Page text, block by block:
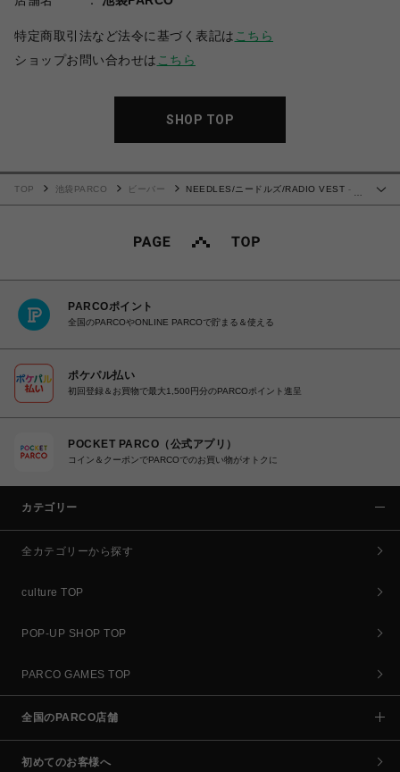
特定商取引法など法令に基づく表記は こちら
ショップお問い合わせは こちら
SHOP TOP
TOP 池袋PARCO ビーバー
NEEDLES/ニードルズ/RADIO VEST -
PARCOポイント
全国のPARCOやONLINE PARCOで貯まる＆使える
ポケパル払い
初回登録＆お買物で最大1,500円分のPARCOポイント進呈
POCKET PARCO（公式アプリ）
コイン＆クーポンでPARCOでのお買い物がオトクに
カテゴリー
全カテゴリーから探す
culture TOP
POP-UP SHOP TOP
PARCO GAMES TOP
全国のPARCO店舗
初めてのお客様へ